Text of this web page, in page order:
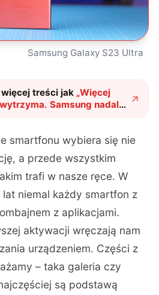
Samsung Galaxy S23 Ultra
treści jak „Więcej
Samsung nadal
znienawidzonego
smartfonu wybiera się nie
a przede wszystkim
trafi w nasze ręce. W
niemal każdy smartfon z
z aplikacjami.
aktywacji wręczają nam
urządzeniem. Części z
– taka galeria czy
są podstawą